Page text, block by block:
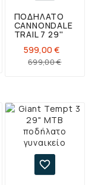
ΠΟΔΗΛΑΤΟ
CANNONDALE
TRAIL 7 29''
599,00 €
699,00 €Τιμή
